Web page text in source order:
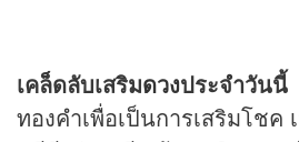
เคล็ดลับเสริมดวงประจำวันนี้
ทองคำเพื่อเป็นการเสริมโชค